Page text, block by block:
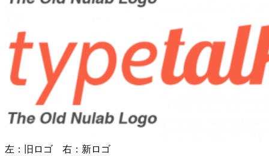
左：旧ロゴ 右：新ロゴ